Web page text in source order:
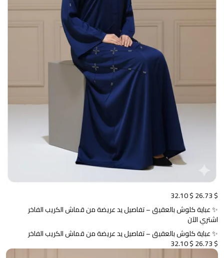
$ 26.73
$ 32.10
✨ عباية كلوش بالعقيق – تفاصيل يد عريضة من قماش الكريب الفاخر
اشتري الآن
✨ عباية كلوش بالعقيق – تفاصيل يد عريضة من قماش الكريب الفاخر
$ 26.73
$ 32.10